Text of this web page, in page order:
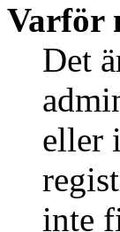
Varför
Det
eller
inte